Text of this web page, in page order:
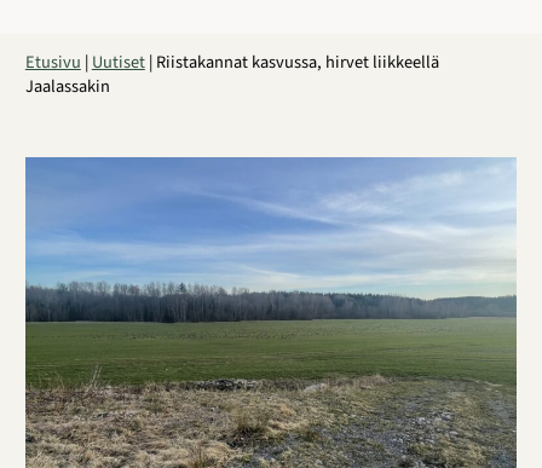
Etusivu|Uutiset|Riistakannat kasvussa, hirvet liikkeellä
Jaalassakin